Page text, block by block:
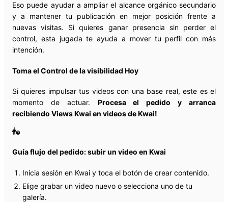
Eso puede ayudar a ampliar el alcance orgánico secundario
y a mantener tu publicación en mejor posición frente a
nuevas visitas. Si quieres ganar presencia sin perder el
control, esta jugada te ayuda a mover tu perfil con más
intención.
Toma el Control de la visibilidad Hoy
Si quieres impulsar tus videos con una base real, este es el
momento de actuar. Procesa el pedido y arranca
recibiendo Views Kwai en videos de Kwai!
Guía flujo del pedido: subir un video en Kwai
Inicia sesión en Kwai y toca el botón de crear contenido.
Elige grabar un video nuevo o selecciona uno de tu
galería.